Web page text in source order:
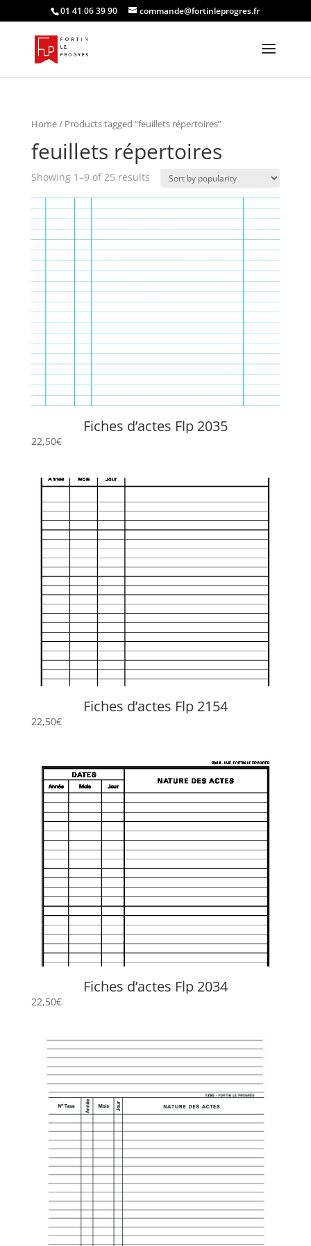
01 41 06 39 90 commande@fortinleprogres.fr
Home/ Products tagged “feuillets répertoires”
feuillets répertoires
Showing 1–9 of 25 results
Fiches d’actes Flp 2035
22,50€
Fiches d’actes Flp 2154
22,50€
Fiches d’actes Flp 2034
22,50€